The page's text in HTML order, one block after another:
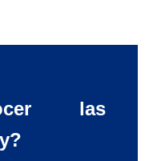
las